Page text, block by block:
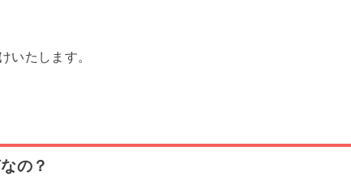
いたします。
の？